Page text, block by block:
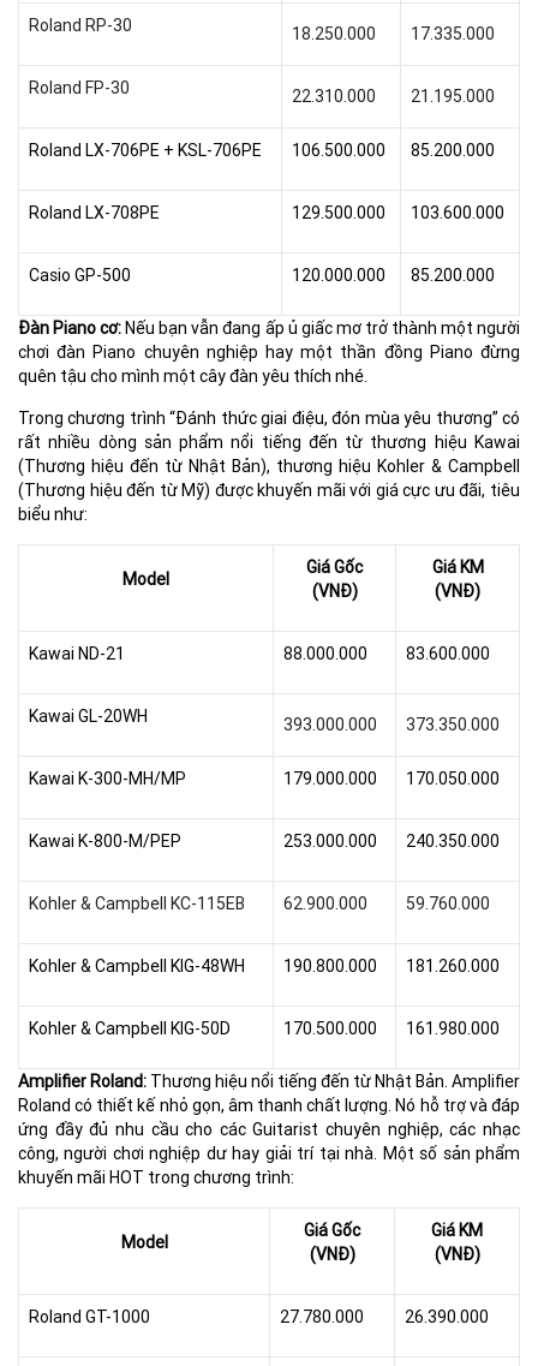
Roland RP-30 18.250.000 17.335.000
Roland FP-30 22.310.000 21.195.000
Roland LX-706PE + KSL-706PE 106.500.000 85.200.000
Roland LX-708PE 129.500.000 103.600.000
Casio GP-500 120.000.000 85.200.000
Đàn Piano cơ: Nếu bạn vẫn đang ấp ủ giấc mơ trở thành một người
chơi đàn Piano chuyên nghiệp hay một thần đồng Piano đừng
quên tậu cho mình một cây đàn yêu thích nhé.
Trong chương trình “Đánh thức giai điệu, đón mùa yêu thương” có
rất nhiều dòng sản phẩm nổi tiếng đến từ thương hiệu Kawai
(Thương hiệu đến từ Nhật Bản), thương hiệu Kohler & Campbell
(Thương hiệu đến từ Mỹ) được khuyến mãi với giá cực ưu đãi, tiêu
biểu như:
Model
Giá Gốc
(VNĐ)
Giá KM
(VNĐ)
Kawai ND-21 88.000.000 83.600.000
Kawai GL-20WH 393.000.000 373.350.000
Kawai K-300-MH/MP 179.000.000 170.050.000
Kawai K-800-M/PEP 253.000.000 240.350.000
Kohler & Campbell KC-115EB 62.900.000 59.760.000
Kohler & Campbell KIG-48WH 190.800.000 181.260.000
Kohler & Campbell KIG-50D 170.500.000 161.980.000
Amplifier Roland: Thương hiệu nổi tiếng đến từ Nhật Bản. Amplifier
Roland có thiết kế nhỏ gọn, âm thanh chất lượng. Nó hỗ trợ và đáp
ứng đầy đủ nhu cầu cho các Guitarist chuyên nghiệp, các nhạc
công, người chơi nghiệp dư hay giải trí tại nhà. Một số sản phẩm
khuyến mãi HOT trong chương trình:
Model
Giá Gốc
(VNĐ)
Giá KM
(VNĐ)
Roland GT-1000 27.780.000 26.390.000